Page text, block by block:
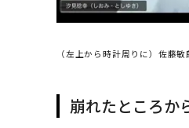
（左上から時計周りに）佐藤
崩れたところか